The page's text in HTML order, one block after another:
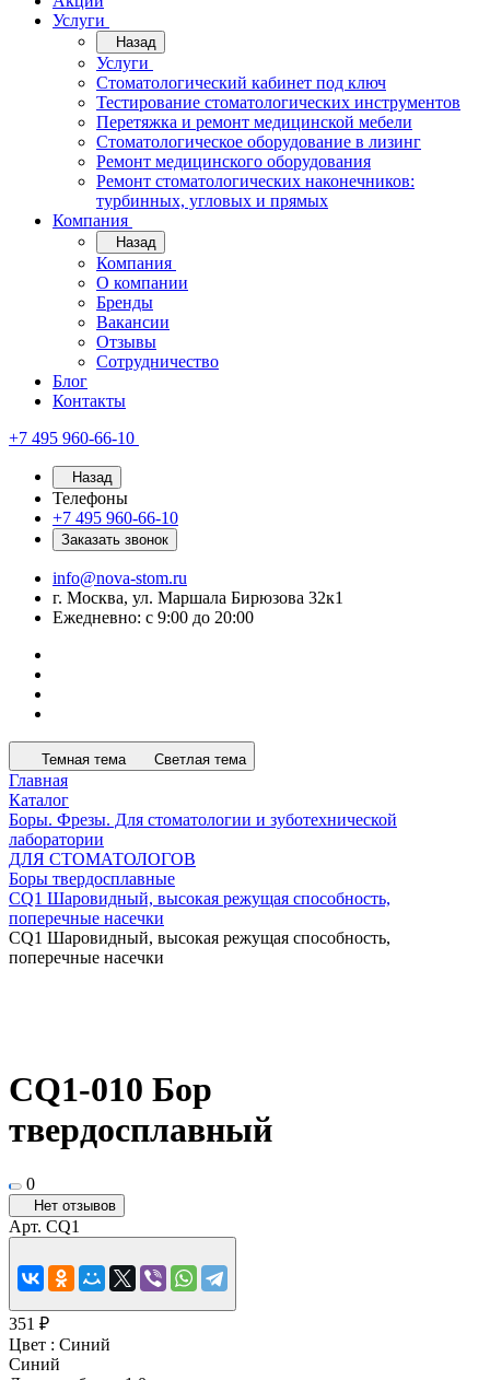
Услуги
Назад
Услуги
Стоматологический кабинет под ключ
Тестирование стоматологических инструментов
Перетяжка и ремонт медицинской мебели
Стоматологическое оборудование в лизинг
Ремонт медицинского оборудования
Ремонт стоматологических наконечников:
турбинных, угловых и прямых
Компания
Назад
Компания
О компании
Бренды
Вакансии
Отзывы
Сотрудничество
Блог
Контакты
+7 495 960-66-10
Назад
Телефоны
+7 495 960-66-10
Заказать звонок
info@nova-stom.ru
г. Москва, ул. Маршала Бирюзова 32к1
Ежедневно: с 9:00 до 20:00
Темная тема Светлая тема
Главная
Каталог
Боры. Фрезы. Для стоматологии и зуботехнической
лаборатории
ДЛЯ СТОМАТОЛОГОВ
Боры твердосплавные
СQ1 Шаровидный, высокая режущая способность,
поперечные насечки
СQ1 Шаровидный, высокая режущая способность,
поперечные насечки
CQ1-010 Бор
твердосплавный
0
Нет отзывов
Арт. CQ1
351 ₽
Цвет : Синий
Синий